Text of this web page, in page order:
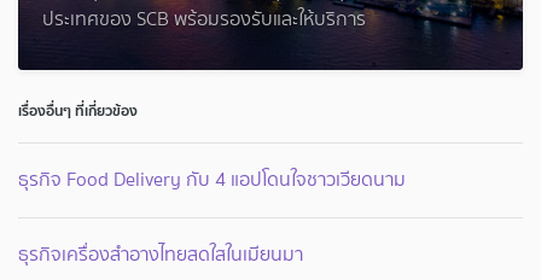
ประเทศของ SCB พร้อมรองรับและให้บริการ
เรื่องอื่นๆ ที่เกี่ยวข้อง
ธุรกิจ Food Delivery กับ 4 แอปโดนใจชาวเวียดนาม
ธุรกิจเครื่องสำอางไทยสดใสในเมียนมา